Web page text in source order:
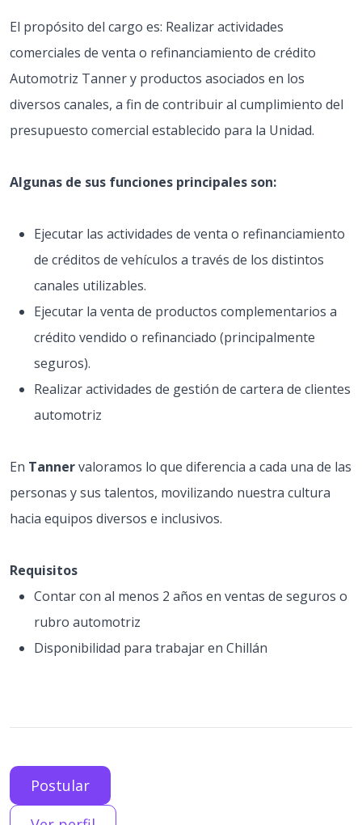
El propósito del cargo es: Realizar actividades
comerciales de venta o refinanciamiento de crédito
Automotriz Tanner y productos asociados en los
diversos canales, a fin de contribuir al cumplimiento del
presupuesto comercial establecido para la Unidad.
Algunas de sus funciones principales son:
Ejecutar las actividades de venta o refinanciamiento
de créditos de vehículos a través de los distintos
canales utilizables.
Ejecutar la venta de productos complementarios a
crédito vendido o refinanciado (principalmente
seguros).
Realizar actividades de gestión de cartera de clientes
automotriz
En Tannervaloramos lo que diferencia a cada una de las
personas y sus talentos, movilizando nuestra cultura
hacia equipos diversos e inclusivos.
Requisitos
Contar con al menos 2 años en ventas de seguros o
rubro automotriz
Disponibilidad para trabajar en Chillán
Postular